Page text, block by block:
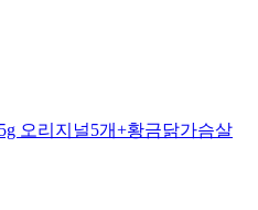
오리지널5개+황금닭가슴살